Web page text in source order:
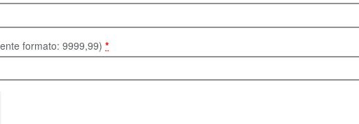
formato: 9999,99) *